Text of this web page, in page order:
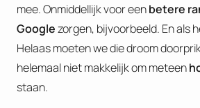
mee. Onmiddellijk voor eenbetere
Googlezorgen, bijvoorbeeld. En als
Helaas moeten we die droom
helemaal niet makkelijk om meteen
staan.